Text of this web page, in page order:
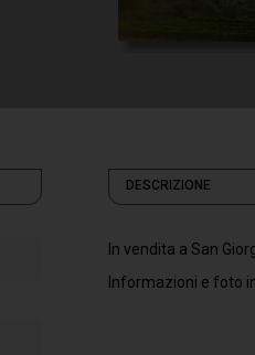
DESCRIZIONE
In vendita a San
Informazioni e foto